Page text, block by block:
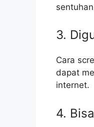
3.
Cara
dapat
internet.
4.